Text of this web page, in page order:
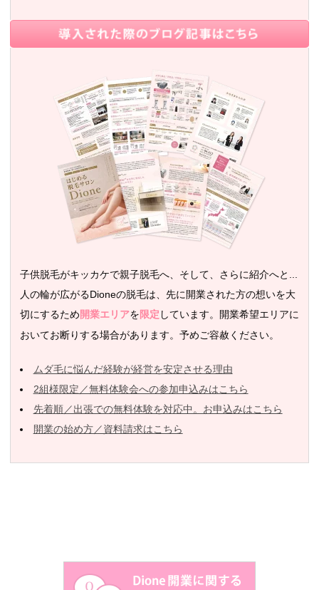
子供脱毛がキッカケで親子脱毛へ、そして、さらに紹介へと...
人の輪が広がるDioneの脱毛は、先に開業された方の想いを大
切にするため 開業エリアを 限定 しています。開業希望エリアに
おいてお断りする場合があります。予めご容赦ください。
ムダ毛に悩んだ経験が経営を安定させる理由
2組様限定／無料体験会への参加申込みはこちら
先着順／出張での無料体験を対応中。お申込みはこちら
開業の始め方／資料請求はこちら